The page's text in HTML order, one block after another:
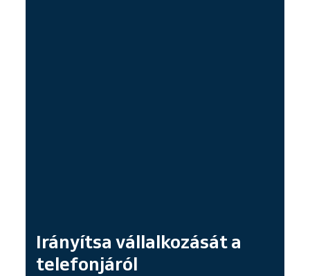
Irányítsa vállalkozását a
telefonjáról